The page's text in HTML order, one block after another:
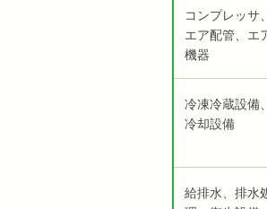
コンプレッサ、
エア配管、エ
機器
冷凍冷蔵設備、
冷却設備
給排水、排水